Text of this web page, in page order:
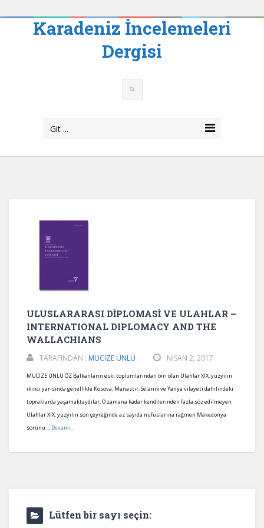
Karadeniz İncelemeleri
Dergisi
Git ...
ULUSLARARASI DİPLOMASİ VE ULAHLAR –
INTERNATIONAL DIPLOMACY AND THE
WALLACHIANS
TARAFINDAN : MUCİZE ÜNLÜ NISAN 2, 2017
MUCİZE ÜNLÜ ÖZ Balkanların eski toplumlarından biri olan Ulahlar XIX. yüzyılın
ikinci yarısında genellikle Kosova, Manastır, Selanik ve Yanya vilayeti dahilindeki
topraklarda yaşamaktaydılar. O zamana kadar kendilerinden fazla söz edilmeyen
Ulahlar XIX. yüzyılın son çeyreğinde az sayıda nüfuslarına rağmen Makedonya
sorunu ... Devamı...
Lütfen bir sayı seçin: